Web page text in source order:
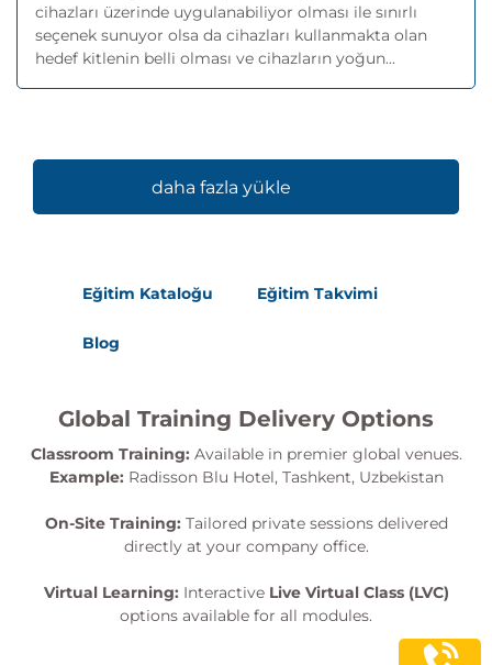
cihazları üzerinde uygulanabiliyor olması ile sınırlı
seçenek sunuyor olsa da cihazları kullanmakta olan
hedef kitlenin belli olması ve cihazların yoğun...
daha fazla yükle
Eğitim Kataloğu Eğitim Takvimi
Blog
Global Training Delivery Options
Classroom Training: Available in premier global venues.
Example: Radisson Blu Hotel, Tashkent, Uzbekistan
On-Site Training: Tailored private sessions delivered
directly at your company office.
Virtual Learning: Interactive Live Virtual Class (LVC)
options available for all modules.